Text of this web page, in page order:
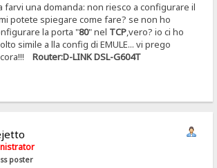
farvi una domanda: non riesco a configurare il
potete spiegare come fare? se non ho
la porta "80" nel TCP,vero? io ci ho
simile a lla config di EMULE... vi prego
Router:D-LINK DSL-G604T
poster